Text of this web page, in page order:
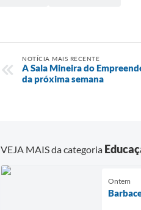
NOTÍCIA MAIS RECENTE
A Sala Mineira do
da próxima semana
VEJA MAIS da categoria
Ontem